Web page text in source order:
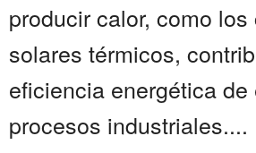
producir calor, como
solares térmicos,
eficiencia energética
procesos industriales....